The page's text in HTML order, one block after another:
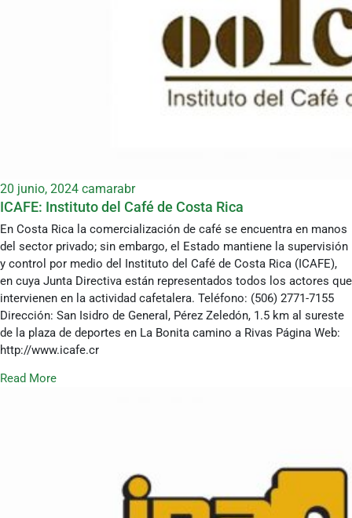
20 junio, 2024 camarabr
ICAFE: Instituto del Café de Costa Rica
En Costa Rica la comercialización de café se encuentra en manos
del sector privado; sin embargo, el Estado mantiene la supervisión
y control por medio del Instituto del Café de Costa Rica (ICAFE),
en cuya Junta Directiva están representados todos los actores que
intervienen en la actividad cafetalera. Teléfono: (506) 2771-7155
Dirección: San Isidro de General, Pérez Zeledón, 1.5 km al sureste
de la plaza de deportes en La Bonita camino a Rivas Página Web:
http://www.icafe.cr
Read More